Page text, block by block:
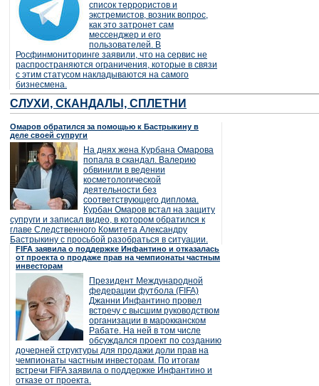
список террористов и
экстремистов, возник вопрос,
как это затронет сам
мессенджер и его
пользователей. В
Росфинмониторинге заявили, что на сервис не
распространяются ограничения, которые в связи
с этим статусом накладываются на самого
бизнесмена.
СЛУХИ, СКАНДАЛЫ, СПЛЕТНИ
Омаров обратился за помощью к Бастрыкину в
деле своей супруги
На днях жена Курбана Омарова
попала в скандал. Валерию
обвинили в ведении
косметологической
деятельности без
соответствующего диплома.
Курбан Омаров встал на защиту
супруги и записал видео, в котором обратился к
главе Следственного Комитета Александру
Бастрыкину с просьбой разобраться в ситуации.
FIFA заявила о поддержке Инфантино и отказалась
от проекта о продаже прав на чемпионаты частным
инвесторам
Президент Международной
федерации футбола (FIFA)
Джанни Инфантино провел
встречу с высшим руководством
организации в марокканском
Рабате. На ней в том числе
обсуждался проект по созданию
дочерней структуры для продажи доли прав на
чемпионаты частным инвесторам. По итогам
встречи FIFA заявила о поддержке Инфантино и
отказе от проекта.